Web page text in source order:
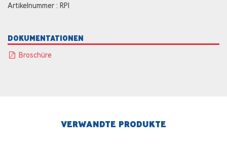
Artikelnummer : RPI
DOKUMENTATIONEN
Broschüre
VERWANDTE PRODUKTE